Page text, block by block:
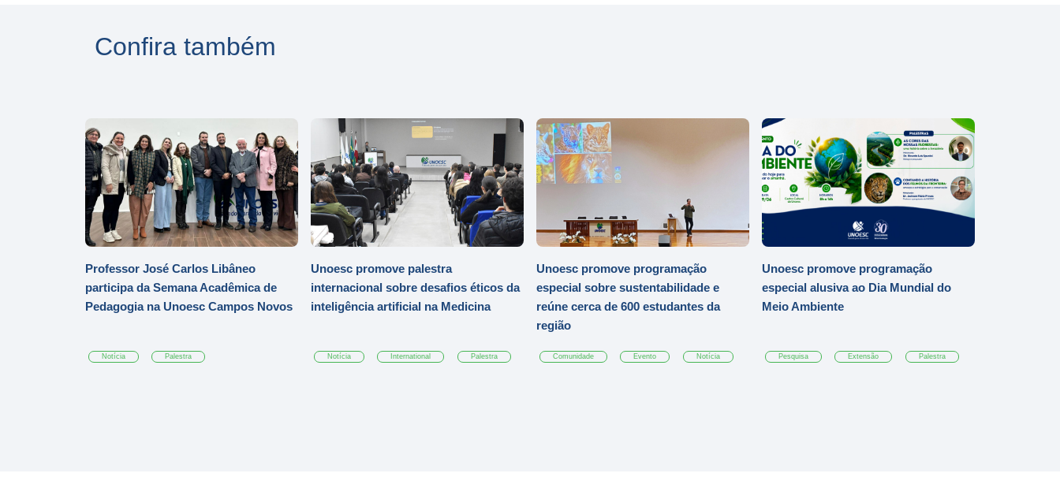
Confira também
Professor José Carlos Libâneo
participa da Semana Acadêmica de
Pedagogia na Unoesc Campos Novos
Notícia Palestra
Unoesc promove palestra
internacional sobre desafios éticos da
inteligência artificial na Medicina
Notícia International Palestra
Unoesc promove programação
especial sobre sustentabilidade e
reúne cerca de 600 estudantes da
região
Comunidade Evento Notícia
Unoesc promove programação
especial alusiva ao Dia Mundial do
Meio Ambiente
Pesquisa Extensão Palestra